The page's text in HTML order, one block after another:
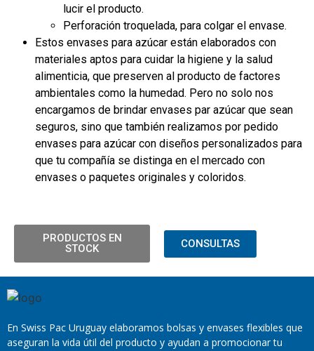
lucir el producto.
Perforación troquelada, para colgar el envase.
Estos envases para azúcar están elaborados con
materiales aptos para cuidar la higiene y la salud
alimenticia, que preserven al producto de factores
ambientales como la humedad. Pero no solo nos
encargamos de brindar envases par azúcar que sean
seguros, sino que también realizamos por pedido
envases para azúcar con diseños personalizados para
que tu compañía se distinga en el mercado con
envases o paquetes originales y coloridos.
PRODUCTOS EN
STOCK
CONSULTAS
En Swiss Pac Uruguay elaboramos bolsas y envases flexibles que
aseguran la vida útil del producto y ayudan a promocionar tu